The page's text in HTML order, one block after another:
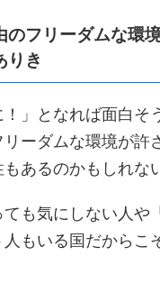
のフリーダムな環
りき
！」となれば面白そ
ーダムな環境が許
あるのかもしれな
も気にしない人や
もいる国だからこ